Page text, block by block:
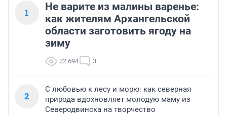
1
Не варите из малины варенье:
как жителям Архангельской
области заготовить ягоду на
зиму
22 694 3
2
С любовью к лесу и морю: как северная
природа вдохновляет молодую маму из
Северодвинска на творчество